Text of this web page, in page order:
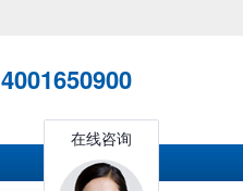
4001650900